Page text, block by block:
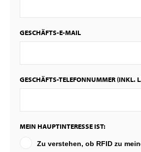
GESCHÄFTS-E-MAIL
GESCHÄFTS-TELEFONNUMMER (INKL.
MEIN HAUPTINTERESSE IST:
Zu verstehen, ob RFID zu